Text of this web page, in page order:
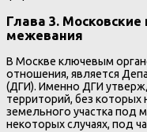
Глава 3.
межевания
В Москве ключевым
отношения, является
(ДГИ). Именно ДГИ
территорий, без
земельного участка под
некоторых случаях, под